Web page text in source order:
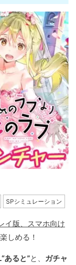
SPシミュレーション
イ版、スマホ向け
しめる！
あると”と、 ガチャ